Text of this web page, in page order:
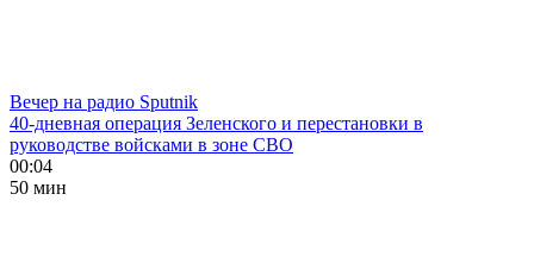
Вечер на радио Sputnik
40-дневная операция Зеленского и перестановки в
руководстве войсками в зоне СВО
00:04
50 мин